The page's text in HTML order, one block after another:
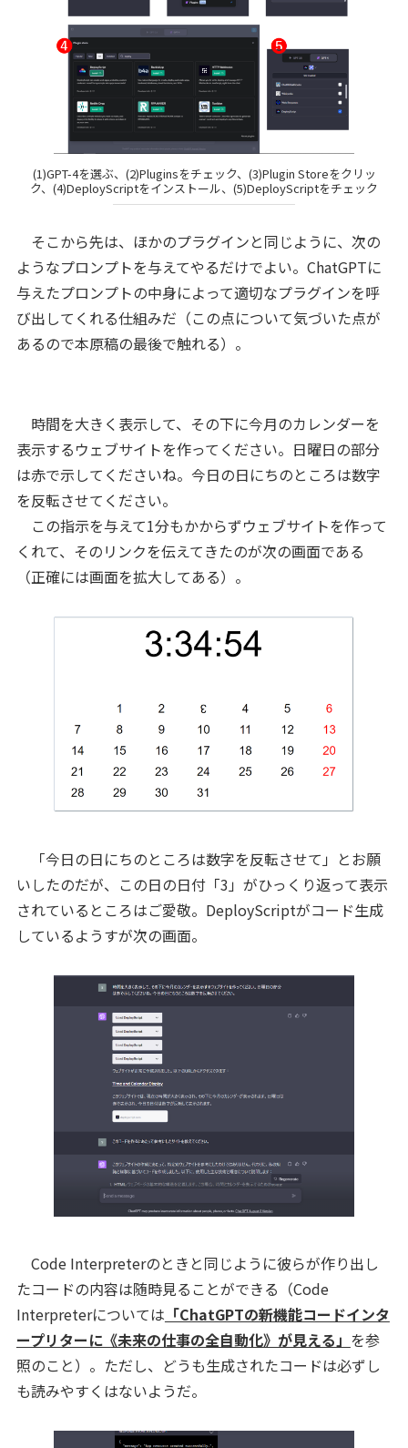
(1)GPT-4を選ぶ、(2)Pluginsをチェック、(3)Plugin Storeをクリッ
ク、(4)DeployScriptをインストール、(5)DeployScriptをチェック
そこから先は、ほかのプラグインと同じように、次の
ようなプロンプトを与えてやるだけでよい。ChatGPTに
与えたプロンプトの中身によって適切なプラグインを呼
び出してくれる仕組みだ（この点について気づいた点が
あるので本原稿の最後で触れる）。
時間を大きく表示して、その下に今月のカレンダーを
表示するウェブサイトを作ってください。日曜日の部分
は赤で示してくださいね。今日の日にちのところは数字
を反転させてください。
この指示を与えて1分もかからずウェブサイトを作って
くれて、そのリンクを伝えてきたのが次の画面である
（正確には画面を拡大してある）。
「今日の日にちのところは数字を反転させて」とお願
いしたのだが、この日の日付「3」がひっくり返って表示
されているところはご愛敬。DeployScriptがコード生成
しているようすが次の画面。
Code Interpreterのときと同じように彼らが作り出し
たコードの内容は随時見ることができる（Code
Interpreterについては 「ChatGPTの新機能コードインタ
ープリターに《未来の仕事の全自動化》が見える」 を参
照のこと）。ただし、どうも生成されたコードは必ずし
も読みやすくはないようだ。